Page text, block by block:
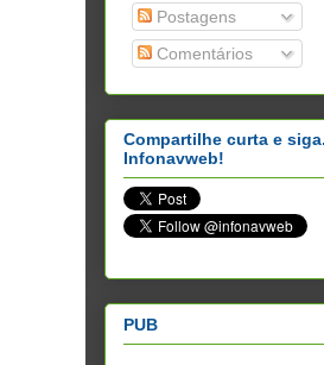
Postagens
Comentários
Compartilhe curta e siga.
Infonavweb!
PUB